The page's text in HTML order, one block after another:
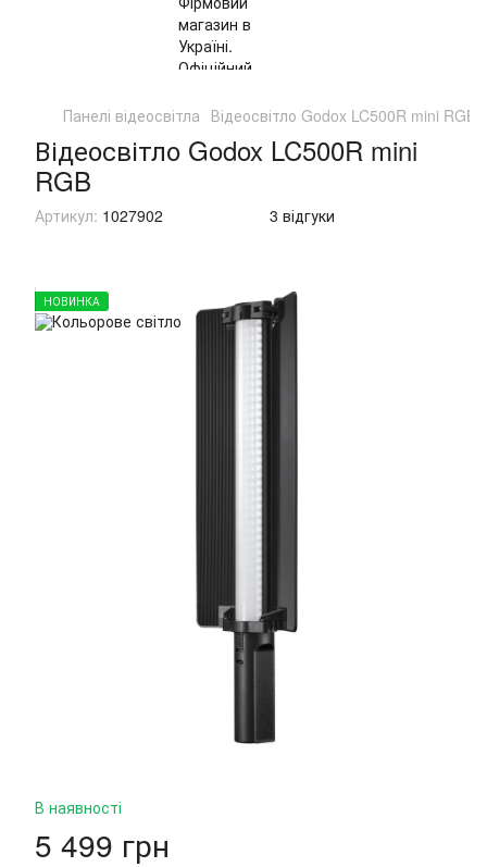
Панелі відеосвітла Відеосвітло Godox LC500R mini RGB
Відеосвітло Godox LC500R mini
RGB
Артикул: 1027902 3 відгуки
НОВИНКА
В наявності
5 499 грн